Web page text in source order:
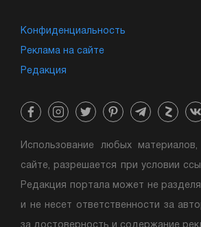
Конфиденциальность
Реклама на сайте
Редакция
Использование любых
сайте, разрешается при условии
Редакция портала может не
и не несет ответственности за